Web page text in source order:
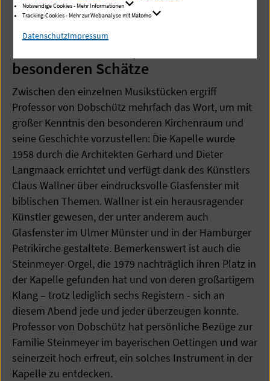
1 / 5
besonderen Schätze
Zwischen den einzelnen Musikstücken ergriff
Professor von Dobschütz mehrfach das Wort, um mit
großer Kenntnis den besonderen Kirchenraum und
seine Geschichte vorzustellen: Die Kapelle wurde
1958 durch die Architekten Gerhard und Dieter
Langmaack errichtet und verfügt dank des Künstlers
Claus Wallner über eindrucksvolle Glasfenster mit
biblischen Themen. Wallner ist ein herausragender
Künstler gewesen, der unter anderem auch
Glasfenster im Ulmer Münster und in der Hamburger
Petrikirche gestaltete. Bemerkenswert ist auch die
Steinmeyer-Orgel, die 1979 nachträglich ihren Platz in
der Kapelle gefunden hat und von deren großartigem
Klang – trotz lediglich sechs Registern - sich an
diesem Abend jede und jeder überzeugen konnte.
Professor von Dobschütz hat persönliche Bezüge zur
Familie Steinmeyer im bayerischen Oettingen und war
seinerzeit hoch erfreut, ein solches Instrument in der
Kapelle zu entdecken.
Notwendige Cookies - Mehr Informationen
Tracking-Cookies - Mehr zur Webanalyse mit Matomo
DatenschutzImpressum